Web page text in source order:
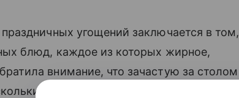
угощений заключается в том,
блюд, каждое из которых жирное,
внимание, что зачастую за столом
блюд, что приводит к проблемам с